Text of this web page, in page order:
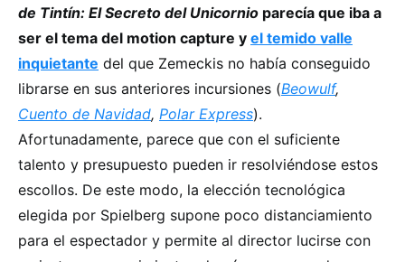
de Tintín: El Secreto del Unicornio parecía que iba a
ser el tema del motion capture y el temido valle
inquietante del que Zemeckis no había conseguido
librarse en sus anteriores incursiones (Beowulf,
Cuento de Navidad, Polar Express).
Afortunadamente, parece que con el suficiente
talento y presupuesto pueden ir resolviéndose estos
escollos. De este modo, la elección tecnológica
elegida por Spielberg supone poco distanciamiento
para el espectador y permite al director lucirse con